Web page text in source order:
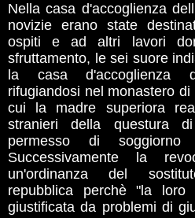
Nella casa d'accoglienza
novizie erano state
ospiti e ad altri lavori
sfruttamento, le sei suore
la casa d'accoglienza
rifugiandosi nel monastero
cui la madre superiora
stranieri della questura
permesso di
Successivamente la
un'ordinanza del
repubblica perchè "la
giustificata da problemi di